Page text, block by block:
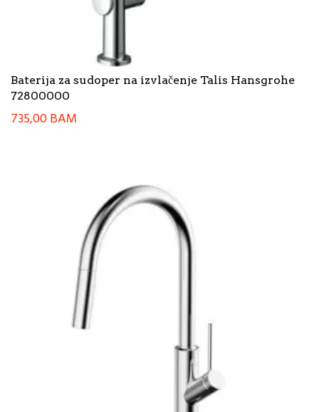
Baterija za sudoper na izvlačenje Talis Hansgrohe
72800000
735,00BAM